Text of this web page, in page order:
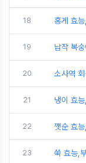
18 홍게 효
19 납작 복
20 소사역
21 냉이 효
22 깻순 효
23 쑥 효능,